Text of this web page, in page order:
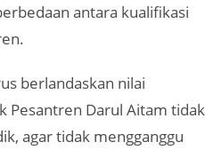
antara kualifikasi
berlandaskan nilai
Pesantren Darul Aitam tidak
agar tidak mengganggu